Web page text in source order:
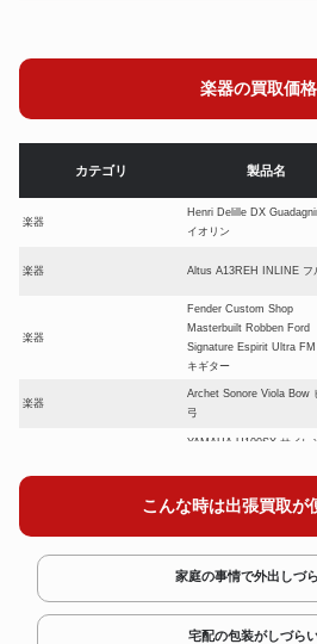
楽器の買取価
カテゴリ 製品名
楽器
Henri Delille DX
イオリン
楽器 Altus A13REH INLINE フ
楽器
Fender Custom Shop
Masterbuilt Robben Ford
Signature Espirit Ultra FM
キギター
楽器
Archet Sonore Viola Bow
弓
YAMAHA U100SX サイレ
クギター
BUGARI 320CH BK ボタ
クロマチックアコーディ
楽器
ISTANBUL AGOP 30th
こんな時は出張買取が
家庭の事情で外出しづ
宅配の包装がしづら